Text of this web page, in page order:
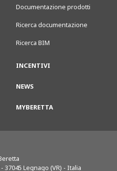
Documentazione prodotti
Ricerca documentazione
Ricerca BIM
INCENTIVI
NEWS
MYBERETTA
- 37045 Legnago (VR) - Italia